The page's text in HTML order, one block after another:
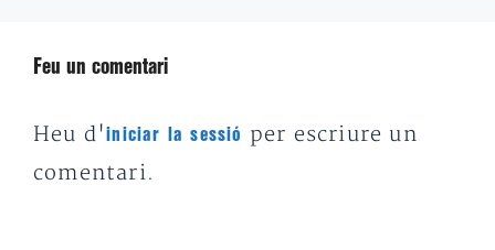
Feu un comentari
Heu d'iniciar la sessió
per escriure un
comentari.